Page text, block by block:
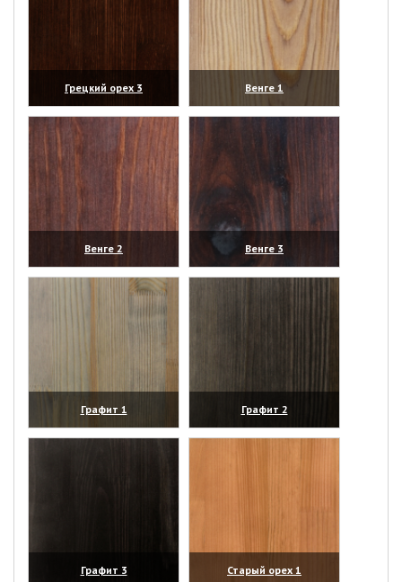
Грецкий орех 3
(увеличить)
Венге 1
(увеличить)
Венге 2
(увеличить)
Венге 3
(увеличить)
Графит 1
(увеличить)
Графит 2
(увеличить)
Графит 3 Старый орех 1